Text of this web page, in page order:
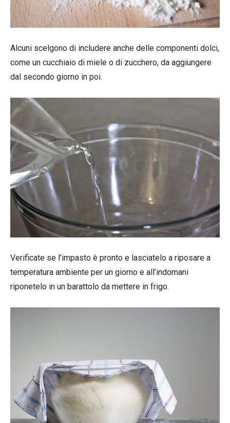
Alcuni scelgono di includere anche delle componenti dolci,
come un cucchiaio di miele o di zucchero, da aggiungere
dal secondo giorno in poi.
Verificate se l’impasto è pronto e lasciatelo a riposare a
temperatura ambiente per un giorno e all’indomani
riponetelo in un barattolo da mettere in frigo.